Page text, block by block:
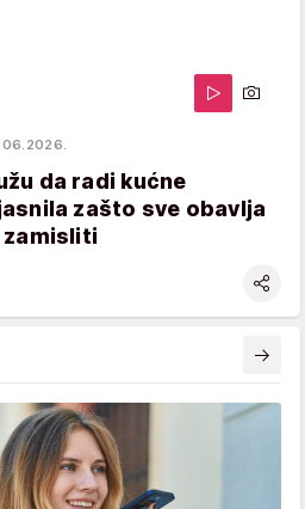
da radi kućne
zašto sve obavlja
zamisliti